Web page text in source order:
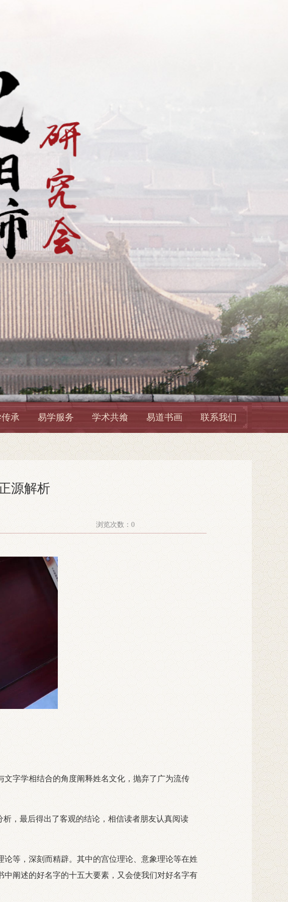
承 易学服务 学术共飨 易道书画 联系我们
源解析
浏览次数： 0
学相结合的角度阐释姓名文化，抛弃了广为流传
，最后得出了客观的结论，相信读者朋友认真阅读
等，深刻而精辟。其中的宫位理论、意象理论等在姓
阐述的好名字的十五大要素，又会使我们对好名字有